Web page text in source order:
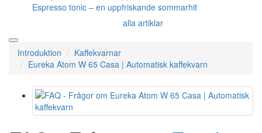
Espresso tonic – en uppfriskande sommarhit
alla artiklar
Introduktion
Kaffekvarnar
Eureka Atom W 65 Casa | Automatisk kaffekvarn